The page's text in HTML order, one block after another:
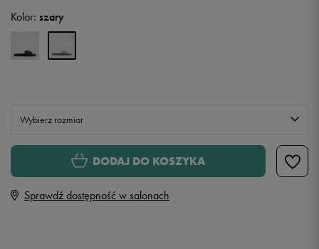
Kolor: szary
Wybierz rozmiar
Rozmiary EU
26,5 cm
DODAJ DO KOSZYKA
Sprawdź dostępność w salonach